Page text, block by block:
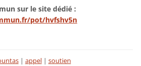
sur le site dédié :
pot/hvfshv5n
| appel | soutien